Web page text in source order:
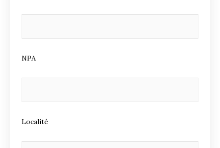
NPA
Localité